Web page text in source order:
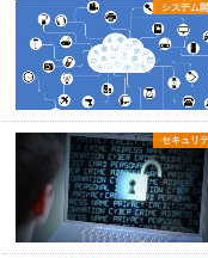
システム
セキュリ